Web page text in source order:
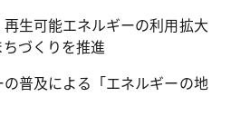
生可能エネルギーの利用拡大
づくりを推進
普及による「エネルギーの地